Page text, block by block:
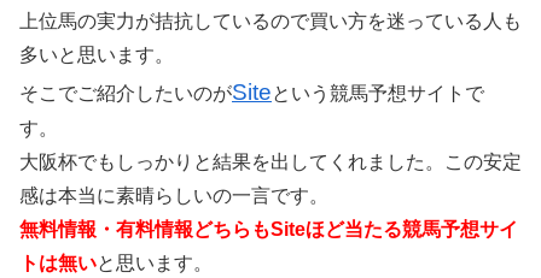
上位馬の実力が拮抗しているので買い方を迷っている人も
多いと思います。
そこでご紹介したいのがSiteという競馬予想サイトで
す。
大阪杯でもしっかりと結果を出してくれました。この安定
感は本当に素晴らしいの一言です。
無料情報・有料情報どちらもSiteほど当たる競馬予想サイ
トは無いと思います。